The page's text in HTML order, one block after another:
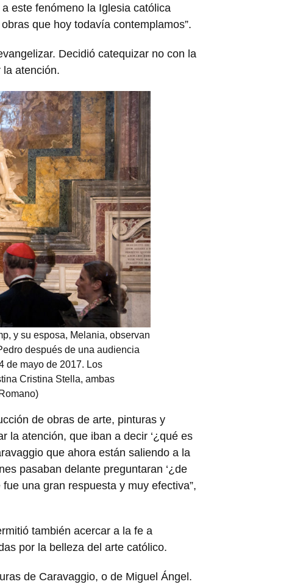
este fenómeno la Iglesia católica
que hoy todavía contemplamos”.
Decidió catequizar no con la
atención.
y su esposa, Melania, observan
después de una audiencia
de mayo de 2017. Los
Cristina Stella, ambas
de obras de arte, pinturas y
la atención, que iban a decir ‘¿qué es
que ahora están saliendo a la
pasaban delante preguntaran ‘¿de
una gran respuesta y muy efectiva”,
también acercar a la fe a
por la belleza del arte católico.
de Caravaggio, o de Miguel Ángel.